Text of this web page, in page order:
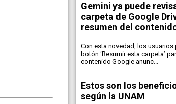
Gemini ya puede
carpeta de Google
resumen del
Con esta novedad, los usuarios
botón ‘Resumir esta carpeta’
contenido Google anunc...
Estos son los
según la UNAM